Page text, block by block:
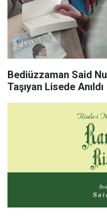
Bediüzzaman Said
Taşıyan Lisede Anıldı